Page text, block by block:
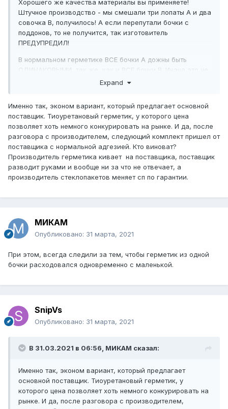
Хорошего же качества материалы вы применяете!
Штучное производство - мы смешали три лопаты А и два
совочка В, получилось! А если перепутали бочки с
поддонов, то не получится, так изготовитель
ПРЕДУПРЕДИЛ!
В нормальном герметике ВСЕ бочки А дожны быть
ОДИНАКОВЫМИ, так же, как и ВСЕ бочки В. Иначе это не
герметик... И не может быть "зимнего" и "летнего"
Expand
Именно так, эконом вариант, который предлагает основной
поставщик. Тиоуретановый герметик, у которого цена
позволяет хоть немного конкурировать на рынке. И да, после
разговора с производителем, следующий комплект пришел от
поставщика с нормальной адгезией. Кто виноват?
Производитель герметика кивает на поставщика, поставщик
разводит руками и вообще ни за что не отвечает, а
производитель стеклопакетов меняет сп по гарантии.
МИКАМ
Опубликовано: 31 марта, 2021
При этом, всегда следили за тем, чтобы герметик из одной
бочки расходовался одновременно с маленькой.
SnipVs
Опубликовано: 31 марта, 2021
В 31.03.2021 в 06:56, МИКАМ сказал:
Именно так, эконом вариант, который предлагает
основной поставщик. Тиоуретановый герметик, у
которого цена позволяет хоть немного конкурировать на
рынке. И да, после разговора с производителем,